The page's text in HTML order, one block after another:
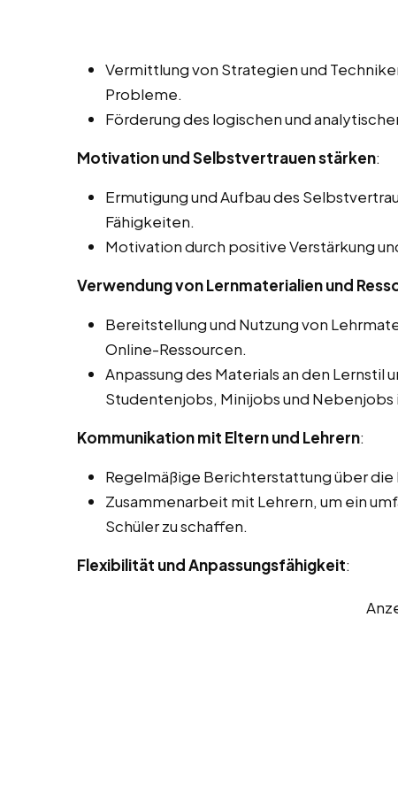
Vermittlung von Strategien und
Probleme.
Förderung des logischen und
Motivation und Selbstvertrauen stärken:
Ermutigung und Aufbau des
Fähigkeiten.
Motivation durch positive Verstärkung
Verwendung von Lernmaterialien und
Bereitstellung und Nutzung von
Online-Ressourcen.
Anpassung des Materials an den Lernstil
Studentenjobs, Minijobs und Nebenjobs
Kommunikation mit Eltern und Lehrern:
Regelmäßige Berichterstattung über
Zusammenarbeit mit Lehrern, um ein
Schüler zu schaffen.
Flexibilität und Anpassungsfähigkeit: